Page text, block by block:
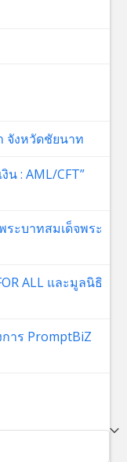
จังหวัดชัยนาท
น : AML/CFT”
ระบาทสมเด็จพระ
ALL และมูลนิธิ
การ PromptBiZ